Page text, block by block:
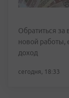
Обратиться
новой
доход
сегодня, 18:33